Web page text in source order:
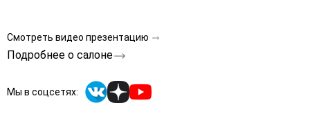
Смотреть видео презентацию
Подробнее о салоне
Мы в соцсетях: